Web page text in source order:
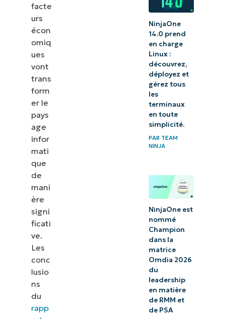
facte
urs
écon
omiq
ues
vont
trans
form
er le
pays
age
infor
mati
que
de
mani
ère
signi
ficati
ve.
Les
conc
lusio
ns
du
rapp
NinjaOne
14.0 prend
en charge
Linux :
découvrez,
déployez et
gérez tous
les
terminaux
en toute
simplicité.
PAR TEAM
NINJA
NinjaOne est
nommé
Champion
dans la
matrice
Omdia 2026
du
leadership
en matière
de RMM et
de PSA